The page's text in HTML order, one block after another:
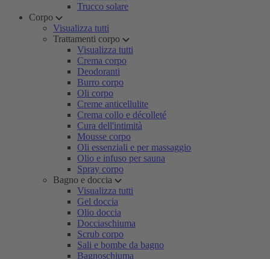
Trucco solare
Corpo
Visualizza tutti
Trattamenti corpo
Visualizza tutti
Crema corpo
Deodoranti
Burro corpo
Oli corpo
Creme anticellulite
Crema collo e décolleté
Cura dell'intimità
Mousse corpo
Oli essenziali e per massaggio
Olio e infuso per sauna
Spray corpo
Bagno e doccia
Visualizza tutti
Gel doccia
Olio doccia
Docciaschiuma
Scrub corpo
Sali e bombe da bagno
Bagnoschiuma